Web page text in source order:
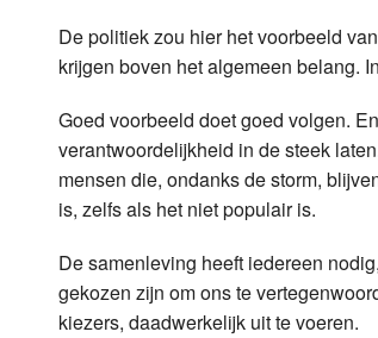
De politiek zou hier het voorbeeld
krijgen boven het algemeen belang.
Goed voorbeeld doet goed volgen.
verantwoordelijkheid in de steek
mensen die, ondanks de storm,
is, zelfs als het niet populair is.
De samenleving heeft iedereen
gekozen zijn om ons te
kiezers, daadwerkelijk uit te voeren.